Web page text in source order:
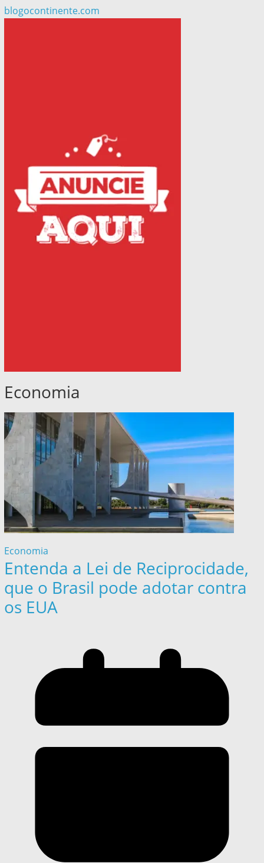
blogocontinente.com
Economia
Economia
Entenda a Lei de Reciprocidade,
que o Brasil pode adotar contra
os EUA